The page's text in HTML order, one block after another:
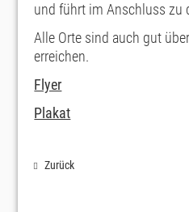
und führt im Anschluss zu
Alle Orte sind auch gut
erreichen.
Flyer
Plakat
Zurück